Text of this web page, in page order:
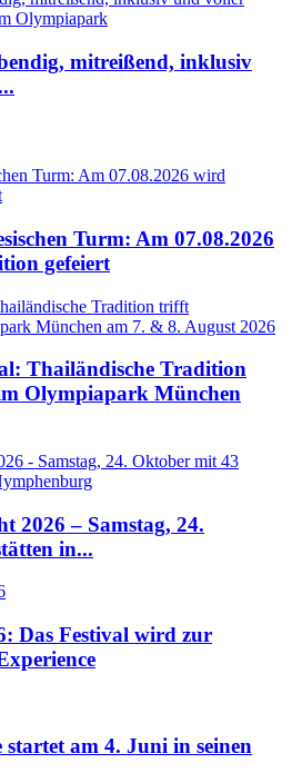
mitreißend, inklusiv
Turm: Am 07.08.2026
gefeiert
Thailändische Tradition
Olympiapark München
2026 – Samstag, 24.
in...
Das Festival wird zur
am 4. Juni in seinen